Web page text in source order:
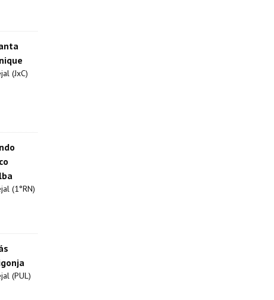
(JxC)
(1°RN)
(PUL)